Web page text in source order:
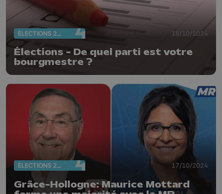
ÉLECTIONS 2024 18/10/2024
Élections - De quel parti est votre
bourgmestre ?
ÉLECTIONS 2024 17/10/2024
Grâce-Hollogne: Maurice Mottard